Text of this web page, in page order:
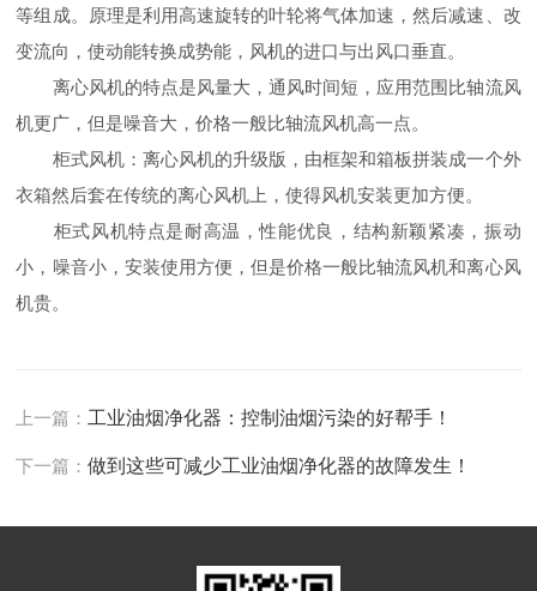
等组成。原理是利用高速旋转的叶轮将气体加速，然后减速、改
变流向，使动能转换成势能，风机的进口与出风口垂直。
离心风机的特点是风量大，通风时间短，应用范围比轴流风
机更广，但是噪音大，价格一般比轴流风机高一点。
柜式风机：离心风机的升级版，由框架和箱板拼装成一个外
衣箱然后套在传统的离心风机上，使得风机安装更加方便。
柜式风机特点是耐高温，性能优良，结构新颖紧凑，振动
小，噪音小，安装使用方便，但是价格一般比轴流风机和离心风
机贵。
上一篇： 工业油烟净化器：控制油烟污染的好帮手！
下一篇：做到这些可减少工业油烟净化器的故障发生！